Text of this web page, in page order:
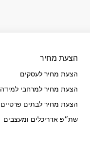
הצעת מחיר
הצעת מחיר לעסקים
הצעת מחיר למרחבי למידה
הצעת מחיר לבתים פרטיים
שת״פ אדריכלים ומעצבים